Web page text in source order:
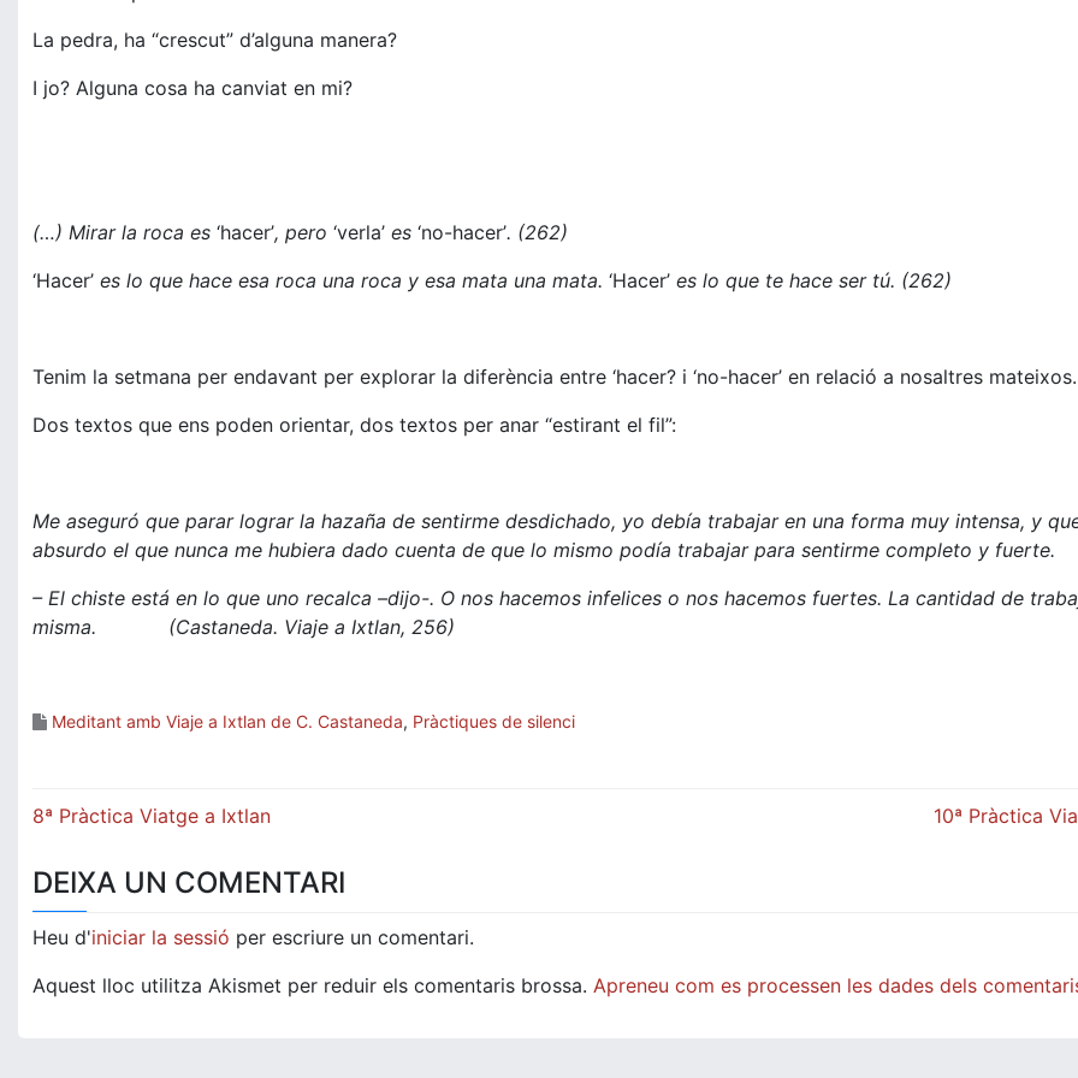
La pedra, ha “crescut” d’alguna manera?
I jo? Alguna cosa ha canviat en mi?
(…) Mirar la roca es ‘hacer’, pero ‘verla’ es ‘no-hacer’. (262)
‘Hacer’ es lo que hace esa roca una roca y esa mata una mata. ‘Hacer’ es lo que te hace ser tú. (262)
Tenim la setmana per endavant per explorar la diferència entre ‘hacer? i ‘no-hacer’ en relació a nosaltres mateixos.
Dos textos que ens poden orientar, dos textos per anar “estirant el fil”:
Me aseguró que parar lograr la hazaña de sentirme desdichado, yo debía trabajar en una forma muy intensa, y
absurdo el que nunca me hubiera dado cuenta de que lo mismo podía trabajar para sentirme completo y fuerte.
– El chiste está en lo que uno recalca –dijo-. O nos hacemos infelices o nos hacemos fuertes. La cantidad de
misma. (Castaneda. Viaje a Ixtlan, 256)
Meditant amb Viaje a Ixtlan de C. Castaneda, Pràctiques de silenci
Navegació
8ª Pràctica Viatge a Ixtlan 10ª Pràctica
DEIXA UN COMENTARI
Heu d'iniciar la sessió per escriure un comentari.
Aquest lloc utilitza Akismet per reduir els comentaris brossa. Apreneu com es processen les dades dels